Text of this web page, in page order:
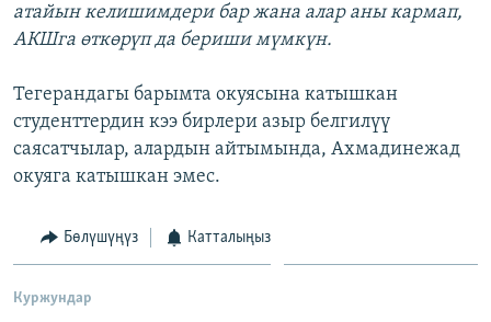
атайын келишимдери бар жана алар аны кармап,
АКШга өткөрүп да бериши мүмкүн.
Тегерандагы барымта окуясына катышкан
студенттердин кээ бирлери азыр белгилүү
саясатчылар, алардын айтымында, Ахмадинежад
окуяга катышкан эмес.
Бөлүшүңүз Катталыңыз
Куржундар